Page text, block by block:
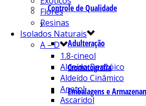
Controle de Qualidade
Adulteração
Cromatografia
Embalagens e
Flores
Resinas
Isolados Naturais
A – D
1.8-cineol
Aldeído Benzóico
Aldeído Cinâmico
Anetol
Ascaridol